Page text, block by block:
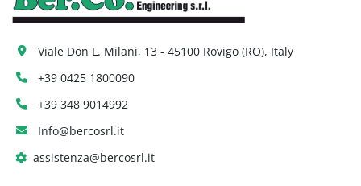
Viale Don L. Milani, 13 - 45100 Rovigo (RO), Italy
+39 0425 1800090
+39 348 9014992
Info@bercosrl.it
assistenza@bercosrl.it